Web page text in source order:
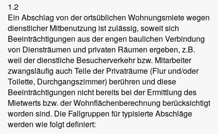
1.2
Ein Abschlag von der ortsüblichen Wohnungsmiete wegen
dienstlicher Mitbenutzung ist zulässig, soweit sich
Beeinträchtigungen aus der engen baulichen Verbindung
von Diensträumen und privaten Räumen ergeben, z.B.
weil der dienstliche Besucherverkehr bzw. Mitarbeiter
zwangsläufig auch Teile der Privaträume (Flur und/oder
Toilette, Durchgangszimmer) berühren und diese
Beeinträchtigungen nicht bereits bei der Ermittlung des
Mietwerts bzw. der Wohnflächenberechnung berücksichtigt
worden sind. Die Fallgruppen für typisierte Abschläge
werden wie folgt definiert: